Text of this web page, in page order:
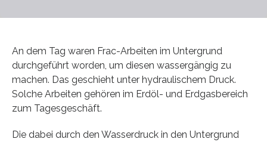
An dem Tag waren Frac-Arbeiten im Untergrund
durchgeführt worden, um diesen wassergängig zu
machen. Das geschieht unter hydraulischem Druck.
Solche Arbeiten gehören im Erdöl- und Erdgasbereich
zum Tagesgeschäft.
Die dabei durch den Wasserdruck in den Untergrund